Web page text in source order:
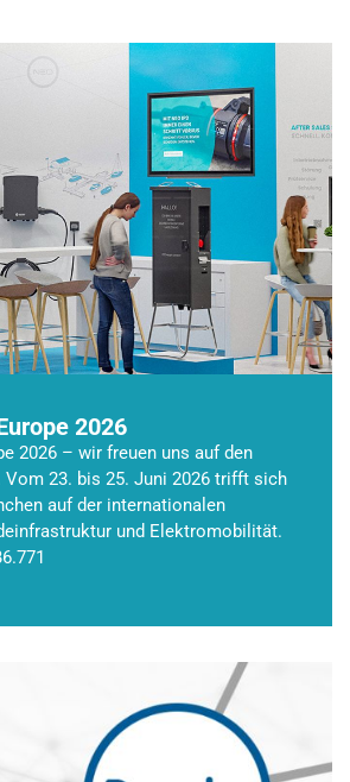
2026
2026 – wir freuen uns auf den
Vom 23. bis 25. Juni 2026 trifft sich
auf der internationalen
und Elektromobilität.